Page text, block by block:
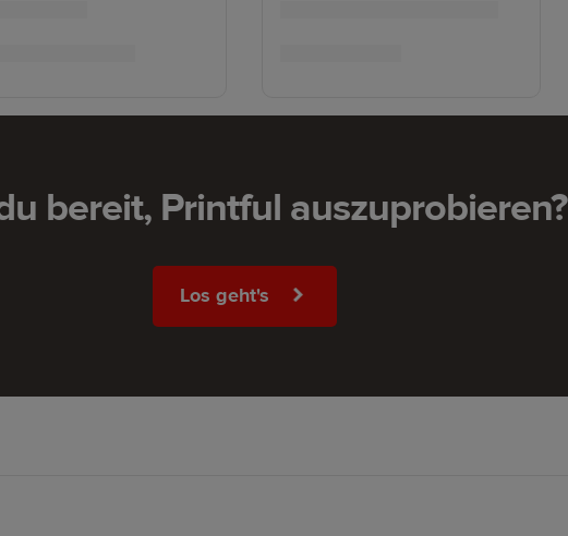
bereit, Printful auszuprobieren?
Los geht's